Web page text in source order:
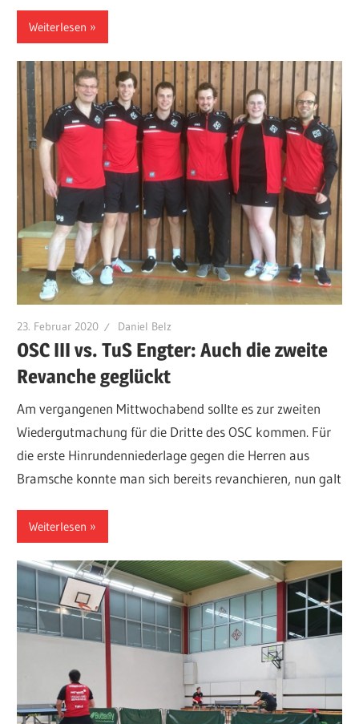
Weiterlesen
23. Februar 2020 Daniel Belz
OSC III vs. TuS Engter: Auch die zweite
Revanche geglückt
Am vergangenen Mittwochabend sollte es zur zweiten
Wiedergutmachung für die Dritte des OSC kommen. Für
die erste Hinrundenniederlage gegen die Herren aus
Bramsche konnte man sich bereits revanchieren, nun galt
Weiterlesen